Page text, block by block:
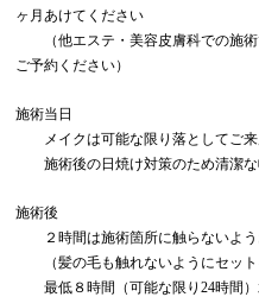
ヶ月あけてください
（他エステ・美容皮膚科での施術
ご予約ください）
施術当日
メイクは可能な限り落としてご
施術後の日焼け対策のため清潔な
施術後
２時間は施術箇所に触らないよう
（髪の毛も触れないようにセット
最低８時間（可能な限り24時間）